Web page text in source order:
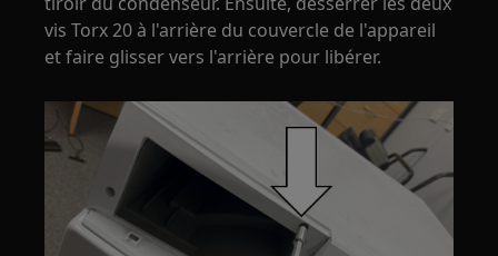
vis Torx 20 à l'arrière du couvercle de l'appareil
et faire glisser vers l'arrière pour libérer.